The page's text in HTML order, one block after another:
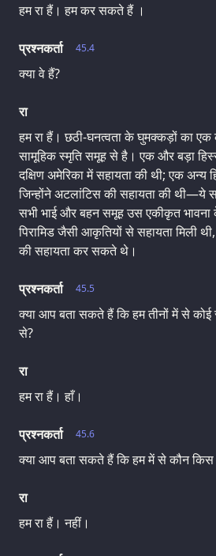
हम रा हैं। हम कर सकते हैं ।
45.4
प्रश्नकर्ता
क्या वे हैं?
रा
हम रा हैं। छठी-घनत्वता के घुमक्कड़ों का एक
सामूहिक स्मृति समूह से है। एक और बड़ा
दक्षिण अमेरिका में सहायता की थी; एक अन्य
जिन्होंने अटलांटिस की सहायता की थी—ये
सभी भाई और बहन समूह उस एकीकृत
पिरामिड जैसी आकृतियों से सहायता मिली
की सहायता कर सकते थे।
45.5
प्रश्नकर्ता
क्या आप बता सकते हैं कि हम तीनों में से कोई
से?
रा
हम रा हैं। हाँ।
45.6
प्रश्नकर्ता
क्या आप बता सकते हैं कि हम में से कौन
रा
हम रा हैं। नहीं।